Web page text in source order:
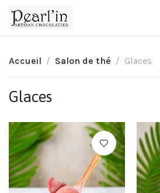
Accueil Salon de thé Glaces
Glaces